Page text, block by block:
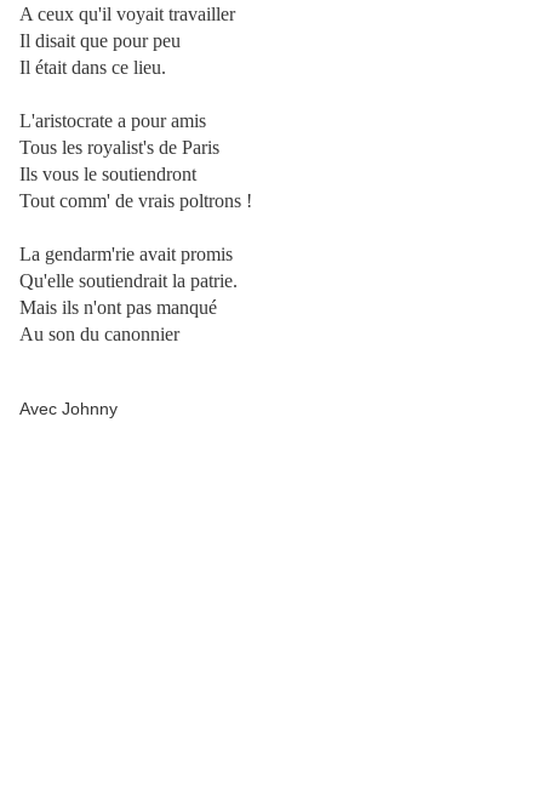
A ceux qu'il voyait travailler
Il disait que pour peu
Il était dans ce lieu.
L'aristocrate a pour amis
Tous les royalist's de Paris
Ils vous le soutiendront
Tout comm' de vrais poltrons !
La gendarm'rie avait promis
Qu'elle soutiendrait la patrie.
Mais ils n'ont pas manqué
Au son du canonnier
Avec Johnny